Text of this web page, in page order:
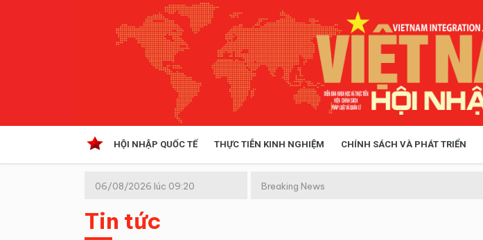
HỘI NHẬP QUỐC TẾ THỰC TIỄN KINH NGHIỆM CHÍNH SÁCH VÀ PHÁT TRIỂN
Kinh tế hội nhập
Doanh nghiệp
06/08/2026 lúc 09:20
Breaking News
Tin tức